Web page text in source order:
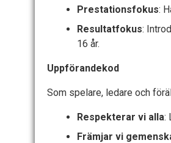
Prestationsfokus:
Resultatfokus:
16 år.
Uppförandekod
Som spelare, ledare och
Respekterar vi alla:
Främjar vi